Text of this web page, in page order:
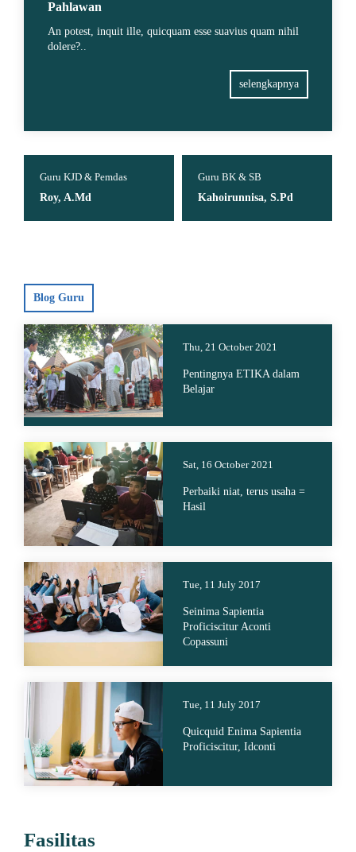
Pahlawan
An potest, inquit ille, quicquam esse suavius quam nihil
dolere?..
selengkapnya
Guru KJD & Pemdas
Roy, A.Md
Guru BK & SB
Kahoirunnisa, S.Pd
Blog Guru
Thu, 21 October 2021
Pentingnya ETIKA dalam
Belajar
Sat, 16 October 2021
Perbaiki niat, terus usaha =
Hasil
Tue, 11 July 2017
Seinima Sapientia
Proficiscitur Aconti
Copassuni
Tue, 11 July 2017
Quicquid Enima Sapientia
Proficiscitur, Idconti
Fasilitas